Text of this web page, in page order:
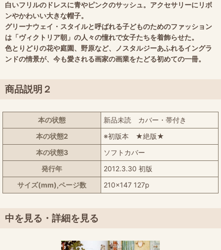
白いフリルのドレスに青やピンクのサッシュ。アクセサリーにリボ
ンやかわいい大きな帽子。
グリーナウェイ・スタイルと呼ばれる子どものためのファッション
は「ヴィクトリア朝」の人々の憧れで女子たちを着飾らせた。
色とりどりの花や庭園、野原など、ノスタルジーあふれるイングラ
ンドの情景が、今も愛される画家の画業をたどる初めての一冊。
商品説明２
本の状態
新品未読 カバー・帯付き
本の状態2
※初版本 ★絶版★
本の状態3
ソフトカバー
発行年
2012.3.30 初版
サイズ(mm),ページ数
210x147 127p
中を見る・詳細を見る